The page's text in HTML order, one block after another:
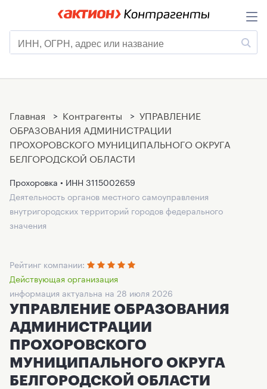
Главная > Контрагенты > УПРАВЛЕНИЕ
ОБРАЗОВАНИЯ АДМИНИСТРАЦИИ
ПРОХОРОВСКОГО МУНИЦИПАЛЬНОГО ОКРУГА
БЕЛГОРОДСКОЙ ОБЛАСТИ
Прохоровка • ИНН 3115002659
Деятельность органов местного самоуправления
внутригородских территорий городов федерального
значения
Рейтинг компании:
Действующая организация
информация актуальна на 28 июля 2026
УПРАВЛЕНИЕ ОБРАЗОВАНИЯ
АДМИНИСТРАЦИИ
ПРОХОРОВСКОГО
МУНИЦИПАЛЬНОГО ОКРУГА
БЕЛГОРОДСКОЙ ОБЛАСТИ